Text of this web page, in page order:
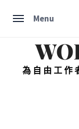
Menu
為自由工作